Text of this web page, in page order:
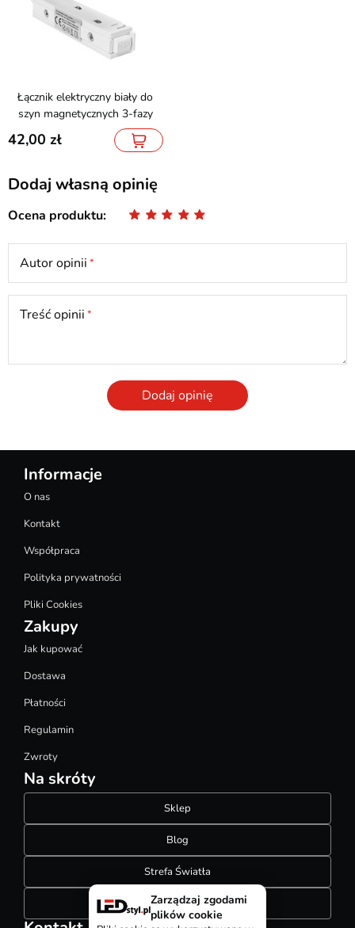
Łącznik elektryczny biały do
szyn magnetycznych 3-fazy
42,00
Dodaj własną opinię
Ocena produktu
Autor opinii
Treść opinii
Dodaj opinię
Informacje
O nas
Kontakt
Współpraca
Polityka prywatności
Pliki Cookies
Zakupy
Jak kupować
Dostawa
Płatności
Regulamin
Zwroty
Na skróty
Sklep
Blog
Strefa Światła
Konfigurator szynoprzewodów
Zarządzaj zgodami
plików cookie